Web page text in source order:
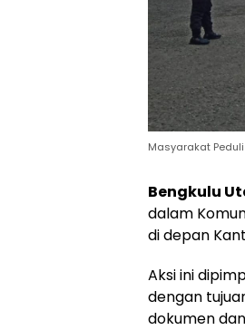
Masyarakat
Bengkulu
dalam
di depan
Aksi ini
dengan
dokumen